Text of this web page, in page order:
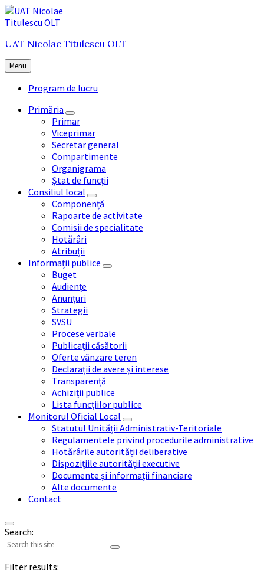
Skip
to
Skip
to
navigation
Skip
to
UAT Nicolae Titulescu OLT
Menu
Program de lucru
Primăria
Primar
Viceprimar
Secretar general
Compartimente
Organigrama
Ștat de funcții
Consiliul local
Componență
Rapoarte de activitate
Comisii de specialitate
Hotărâri
Atribuții
Informații publice
Buget
Audiențe
Anunțuri
Strategii
SVSU
Procese verbale
Publicații căsătorii
Oferte vânzare teren
Declarații de avere și interese
Transparență
Achiziții publice
Lista funcțiilor publice
Monitorul Oficial Local
Statutul Unității Administrativ-Teritoriale
Regulamentele privind procedurile administrative
Hotărârile autorității deliberative
Dispozițiile autorității executive
Documente și informații financiare
Alte documente
Contact
Search:
Filter results: